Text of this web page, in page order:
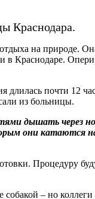
Краснодара.
на природе.
в Краснодаре.
почти 12
из больницы.
дышать через
они катаются
Процедуру
собакой – но коллеги